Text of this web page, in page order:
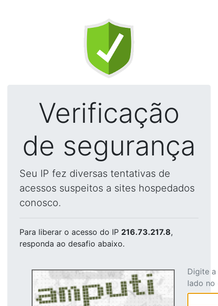
Verificação
de segurança
Seu IP fez diversas tentativas de
acessos suspeitos a sites hospedados
conosco.
Para liberar o acesso do IP 216.73.217.8,
responda ao desafio abaixo.
Digite
lado no